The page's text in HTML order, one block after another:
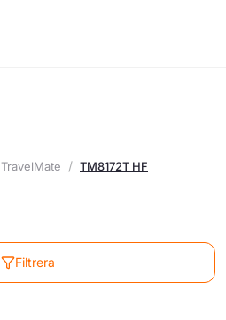
TravelMate TM8172T HF
Filtrera